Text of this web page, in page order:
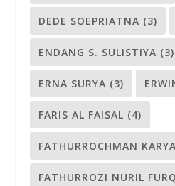
DEDE SOEPRIATNA (3)
ENDANG S. SULISTIYA (3)
ERNA SURYA (3)
FARIS AL FAISAL (4)
FATHURROCHMAN
FATHURROZI NURIL